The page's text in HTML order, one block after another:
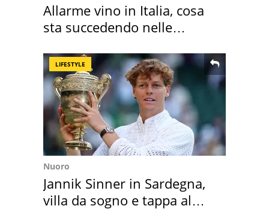
Allarme vino in Italia, cosa
sta succedendo nelle
LIFESTYLE
Nuoro
Jannik Sinner in Sardegna,
villa da sogno e tappa al